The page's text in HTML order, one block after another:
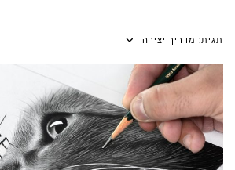
תגית: מדריך יצירה